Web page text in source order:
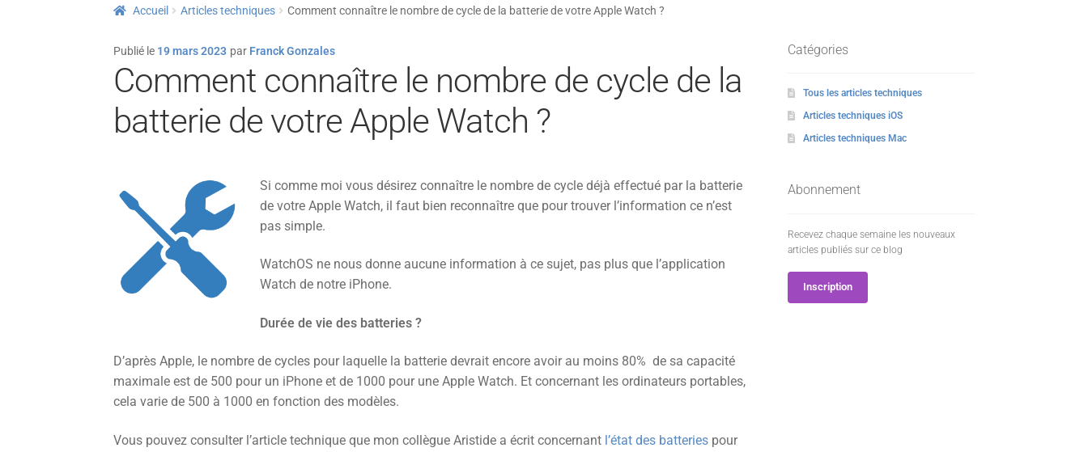
Accueil Articles techniques Comment connaître le nombre de cycle de la batterie de votre Apple Watch ?
Publié le 19 mars 2023 par Franck Gonzales
Comment connaître le nombre de cycle de la
batterie de votre Apple Watch ?
Si comme moi vous désirez connaître le nombre de cycle déjà effectué par la batterie
de votre Apple Watch, il faut bien reconnaître que pour trouver l’information ce n’est
pas simple.
WatchOS ne nous donne aucune information à ce sujet, pas plus que l’application
Watch de notre iPhone.
Durée de vie des batteries ?
D’après Apple, le nombre de cycles pour laquelle la batterie devrait encore avoir au moins 80% de sa capacité
maximale est de 500 pour un iPhone et de 1000 pour une Apple Watch. Et concernant les ordinateurs portables,
cela varie de 500 à 1000 en fonction des modèles.
Vous pouvez consulter l’article technique que mon collègue Aristide a écrit concernant l’état des batteries pour
Catégories
Tous les articles techniques
Articles techniques iOS
Articles techniques Mac
Abonnement
Recevez chaque semaine les nouveaux
articles publiés sur ce blog
Inscription